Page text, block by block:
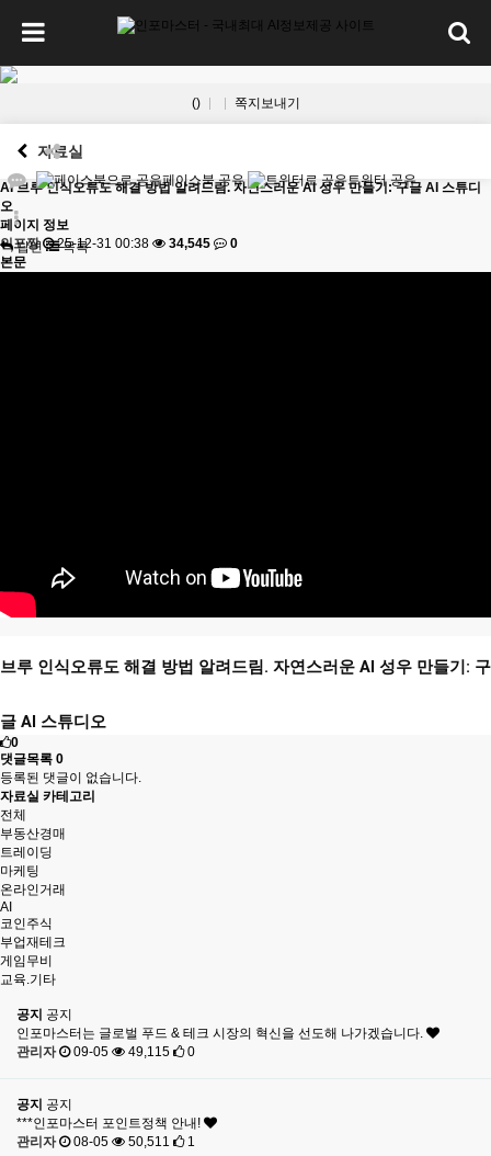
() 쪽지보내기
자료실
페이스북 공유 트위터 공유
답변 목록
AI 브루 인식오류도 해결 방법 알려드림. 자연스러운 AI 성우 만들기: 구글 AI 스튜디
오
페이지 정보
인포짱
25-12-31 00:38 34,545
0
본문
브루 인식오류도 해결 방법 알려드림. 자연스러운 AI 성우 만들기: 구
글 AI 스튜디오
0
댓글목록 0
등록된 댓글이 없습니다.
자료실 카테고리
전체
부동산경매
트레이딩
마케팅
온라인거래
AI
코인주식
부업재테크
게임무비
교육.기타
공지 공지
인포마스터는 글로벌 푸드 & 테크 시장의 혁신을 선도해 나가겠습니다.
관리자
09-05 49,115 0
공지 공지
***인포마스터 포인트정책 안내!
관리자
08-05 50,511 1